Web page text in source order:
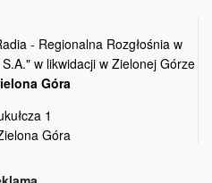
- Regionalna Rozgłośnia w
w likwidacji w Zielonej Górze
Góra
1
Góra